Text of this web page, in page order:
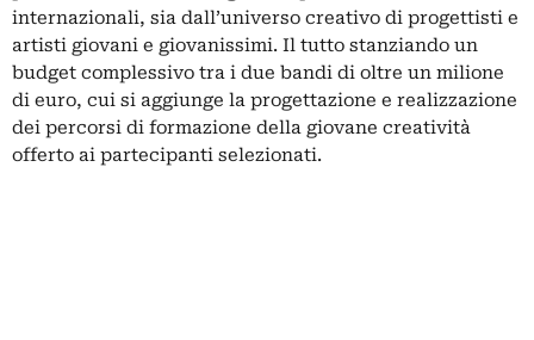
internazionali, sia dall’universo creativo di progettisti e
artisti giovani e giovanissimi. Il tutto stanziando un
budget complessivo tra i due bandi di oltre un milione
di euro, cui si aggiunge la progettazione e realizzazione
dei percorsi di formazione della giovane creatività
offerto ai partecipanti selezionati.